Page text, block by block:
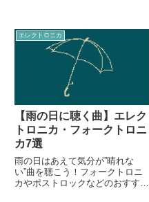
エレクトロニカ
【雨の日に聴く曲】エレク
トロニカ・フォークトロニ
カ7選
雨の日はあえて気分が”晴れな
い”曲を聴こう！フォークトロニ
カやポストロックなどのおすすめ